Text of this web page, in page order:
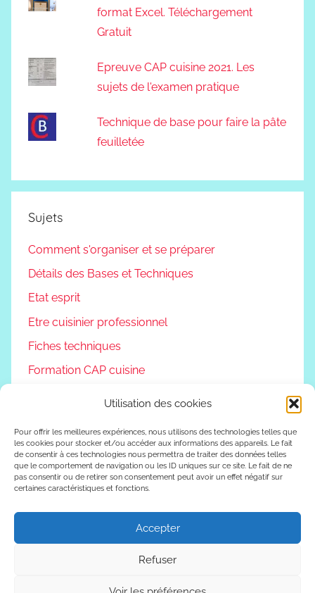
Utilisation des cookies
Pour offrir les meilleures expériences, nous utilisons des technologies telles que
les cookies pour stocker et/ou accéder aux informations des appareils. Le fait
de consentir à ces technologies nous permettra de traiter des données telles
que le comportement de navigation ou les ID uniques sur ce site. Le fait de ne
pas consentir ou de retirer son consentement peut avoir un effet négatif sur
certaines caractéristiques et fonctions.
Accepter
Refuser
format Excel. Téléchargement
Gratuit
Epreuve CAP cuisine 2021. Les
sujets de l'examen pratique
Technique de base pour faire la pâte
feuilletée
Sujets
Comment s'organiser et se préparer
Détails des Bases et Techniques
Etat esprit
Etre cuisinier professionnel
Fiches techniques
Formation CAP cuisine
Reconversion professionnelle
Vivre autrement
Vlog
WordPress Theme: Donovan by ThemeZee.